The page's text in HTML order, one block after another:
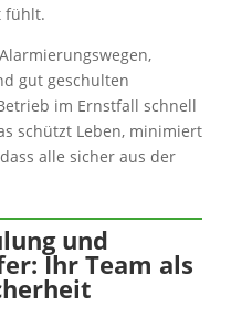
fühlt.
gut geschulten
im Ernstfall schnell
schützt Leben, minimiert
alle sicher aus der
und
Ihr Team als